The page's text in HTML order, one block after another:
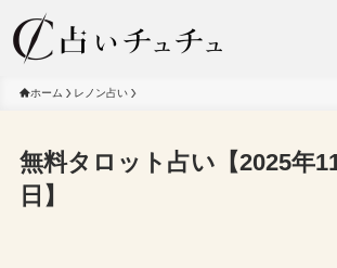
ホーム レノン占い
無料タロット占い【2025年
日】